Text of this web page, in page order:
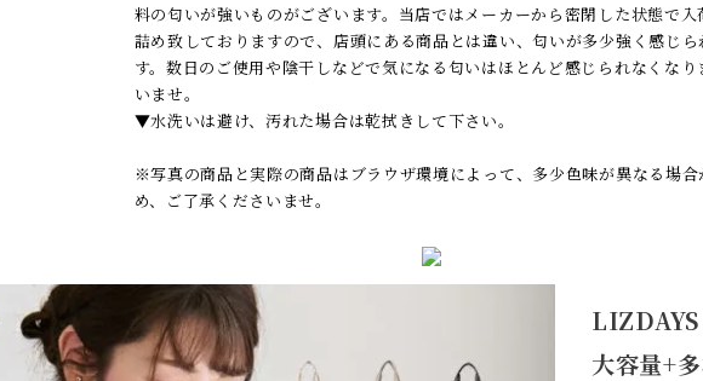
料の匂いが強いものがございます。当店ではメーカーから密閉した状態で
詰め致しておりますので、店頭にある商品とは違い、匂いが多少強く感じ
す。数日のご使用や陰干しなどで気になる匂いはほとんど感じられなくな
いませ。
▼水洗いは避け、汚れた場合は乾拭きして下さい。
※写真の商品と実際の商品はブラウザ環境によって、多少色味が異なる場
め、ご了承くださいませ。
LIZDAYS
大容量+